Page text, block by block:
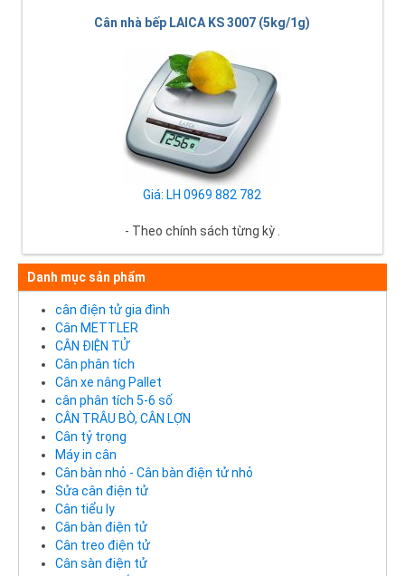
Cân nhà bếp LAICA KS 3007 (5kg/1g)
Giá: LH 0969 882 782
- Theo chính sách từng kỳ .
Danh mục sản phẩm
cân điện tử gia đình
Cân METTLER
CÂN ĐIỆN TỬ
Cân phân tích
Cân xe nâng Pallet
cân phân tích 5-6 số
CÂN TRÂU BÒ, CÂN LỢN
Cân tỷ trọng
Máy in cân
Cân bàn nhỏ - Cân bàn điện tử nhỏ
Sửa cân điện tử
Cân tiểu ly
Cân bàn điện tử
Cân treo điện tử
Cân sàn điện tử